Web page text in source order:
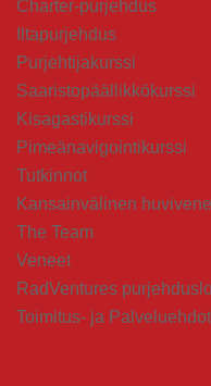
Charter-purjehdus
Iltapurjehdus
Purjehtijakurssi
Saaristopäällikkökurssi
Kisagastikurssi
Pimeänavigointikurssi
Tutkinnot
Kansainvälinen
The Team
Veneet
RadVentures
Toimitus- ja Palveluehdot